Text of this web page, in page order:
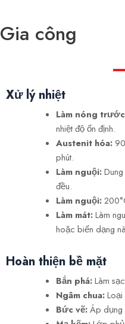
Gia công
Xử lý nhiệt
Làm nóng
nhiệt độ ổn định.
Austenit hóa:
phút.
Làm nguội:
đều.
Làm nguội:
Làm mát:Làm
hoặc biến dạng
Hoàn thiện bề mặt
Bắn phá:Làm
Ngâm chua:Loại
Bức vẽ:Áp dụng